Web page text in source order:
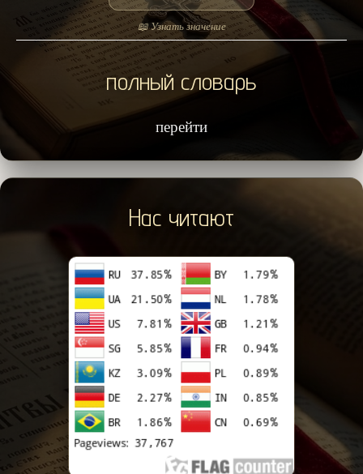
📖 Узнать значение
полный словарь
перейти
Нас читают